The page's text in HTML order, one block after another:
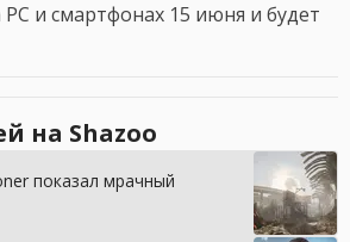
и смартфонах 15 июня и будет
на Shazoo
показал мрачный